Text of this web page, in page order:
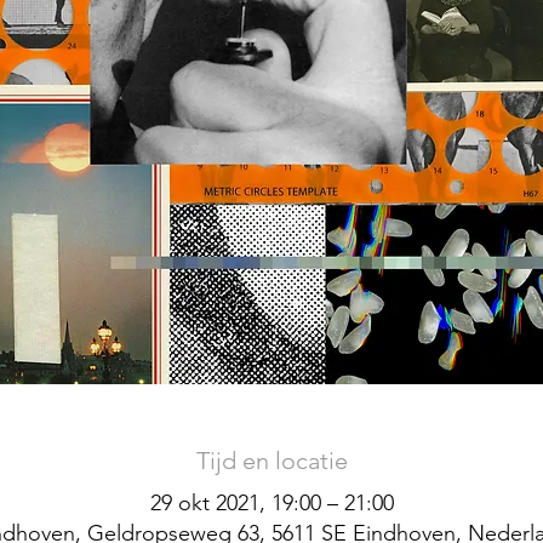
Tijd en locatie
29 okt 2021, 19:00 – 21:00
Geldropseweg 63, 5611 SE Eindhoven,